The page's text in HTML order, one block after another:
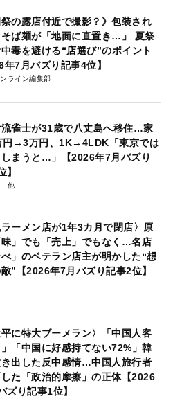
祭の露店付近で撮影？》包装され
ば麺が「地面に直置き…」 夏祭
中毒を避ける“店選び”のポイント
年7月バズり記事4位】
ライン編集部
流雀士が31歳で八丈島へ移住…家
円→3万円、1K→4LDK「東京では
まうと…」【2026年7月バズり
】
ラーメン店が1年3カ月で閉店〉原
味」でも「売上」でもなく…名店
べ」のベテラン店主が明かした“想
”【2026年7月バズり記事2位】
平に特大ブーメラン〉「中国人客
「中国に好感持てない72%」韓
き出した反中感情…中国人旅行者
た「政治的摩擦」の正体【2026
ズり記事1位】